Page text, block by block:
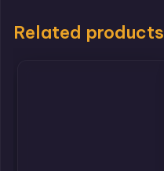
Related products